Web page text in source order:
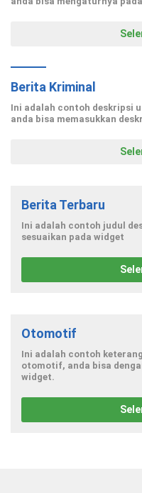
Berita Kriminal
Ini adalah contoh deskripsi
anda bisa memasukkan
Berita Terbaru
Ini adalah contoh judul
sesuaikan pada widget
Otomotif
Ini adalah contoh
otomotif, anda bisa
widget.